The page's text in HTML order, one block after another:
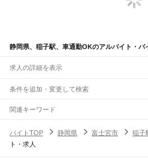
静岡県、稲子駅、車通勤OKのアルバイト・バ
求人の詳細を表示
条件を追加・変更して検索
市区町村を追加・変更
静岡県すべて
静岡市
駅を追加・変更
職種を追加・変更
関連キーワード
バイトTOP
静岡県 富士宮市 稲子
ト・求人